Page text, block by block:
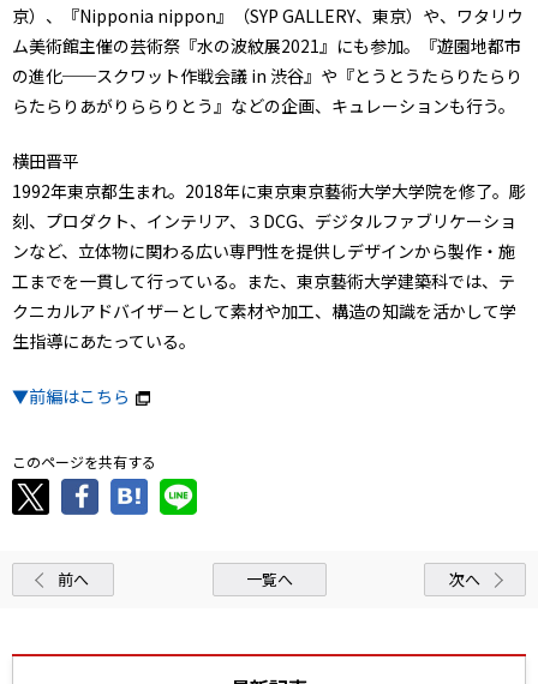
京）、『Nipponia nippon』（SYP GALLERY、東京）や、ワタリウ
ム美術館主催の芸術祭『水の波紋展2021』にも参加。『遊園地都市
の進化──スクワット作戦会議 in 渋谷』や『とうとうたらりたらり
らたらりあがりららりとう』などの企画、キュレーションも行う。
横田晋平
1992年東京都生まれ。2018年に東京東京藝術大学大学院を修了。彫
刻、プロダクト、インテリア、３DCG、デジタルファブリケーショ
ンなど、立体物に関わる広い専門性を提供しデザインから製作・施
工までを一貫して行っている。また、東京藝術大学建築科では、テ
クニカルアドバイザーとして素材や加工、構造の知識を活かして学
生指導にあたっている。
▼前編はこちら
このページを共有する
前へ 一覧へ 次へ